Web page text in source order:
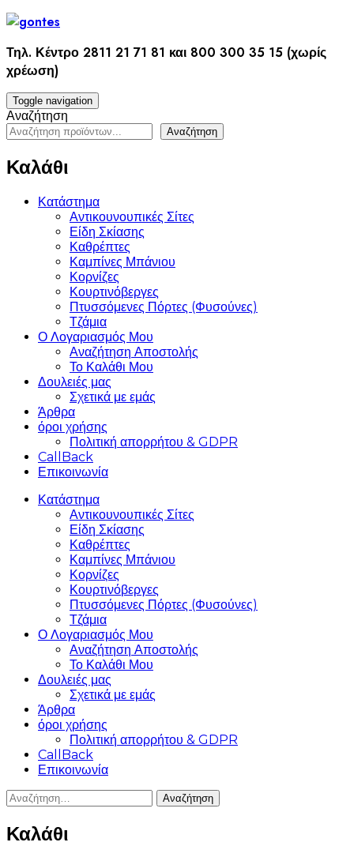
Skip
Τηλ. Κέντρο 2811 21 71 81 και 800 300 35 15 (χωρίς
χρέωση)
Toggle navigation
Αναζήτηση
Αναζήτηση
Καλάθι
Κατάστημα
Αντικουνουπικές Σίτες
Είδη Σκίασης
Καθρέπτες
Καμπίνες Μπάνιου
Κορνίζες
Κουρτινόβεργες
Πτυσσόμενες Πόρτες (Φυσούνες)
Τζάμια
Ο Λογαριασμός Μου
Αναζήτηση Αποστολής
Το Καλάθι Μου
Δουλειές μας
Σχετικά με εμάς
Άρθρα
όροι χρήσης
Πολιτική απορρήτου & GDPR
CallBack
Επικοινωνία
Κατάστημα
Αντικουνουπικές Σίτες
Είδη Σκίασης
Καθρέπτες
Καμπίνες Μπάνιου
Κορνίζες
Κουρτινόβεργες
Πτυσσόμενες Πόρτες (Φυσούνες)
Τζάμια
Ο Λογαριασμός Μου
Αναζήτηση Αποστολής
Το Καλάθι Μου
Δουλειές μας
Σχετικά με εμάς
Άρθρα
όροι χρήσης
Πολιτική απορρήτου & GDPR
CallBack
Επικοινωνία
Αναζήτηση
Καλάθι